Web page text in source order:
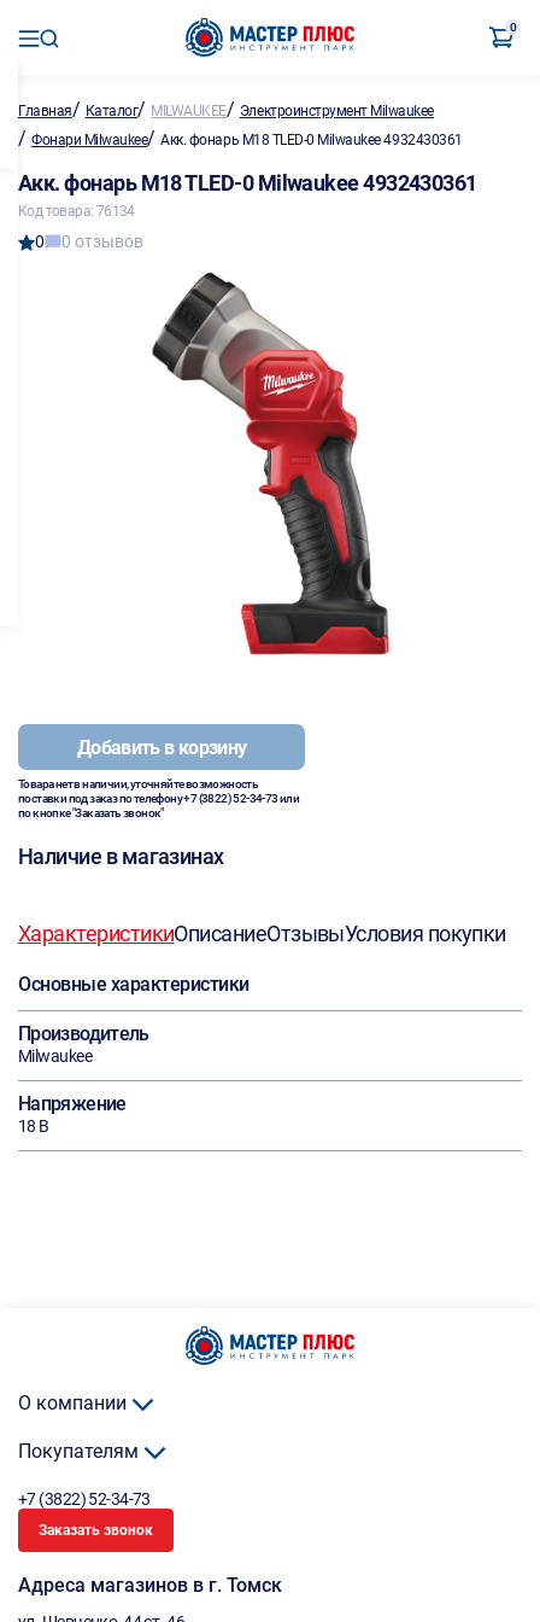
0
Главная/ Каталог/ MILWAUKEE/ Электроинструмент Milwaukee
/ Фонари Milwaukee/Акк. фонарь M18 TLED-0 Milwaukee 4932430361
Акк. фонарь M18 TLED-0 Milwaukee 4932430361
Код товара: 76134
0 0 отзывов
Добавить в корзину
Товара нет в наличии, уточняйте возможность
поставки под заказ по телефону+7 (3822) 52-34-73или
по кнопке "Заказать звонок"
Наличие в магазинах
ХарактеристикиОписаниеОтзывыУсловия покупки
Основные характеристики
Производитель
Milwaukee
Напряжение
18 В
О компании
Покупателям
+7 (3822) 52-34-73
Заказать звонок
Адреса магазинов в г. Томск